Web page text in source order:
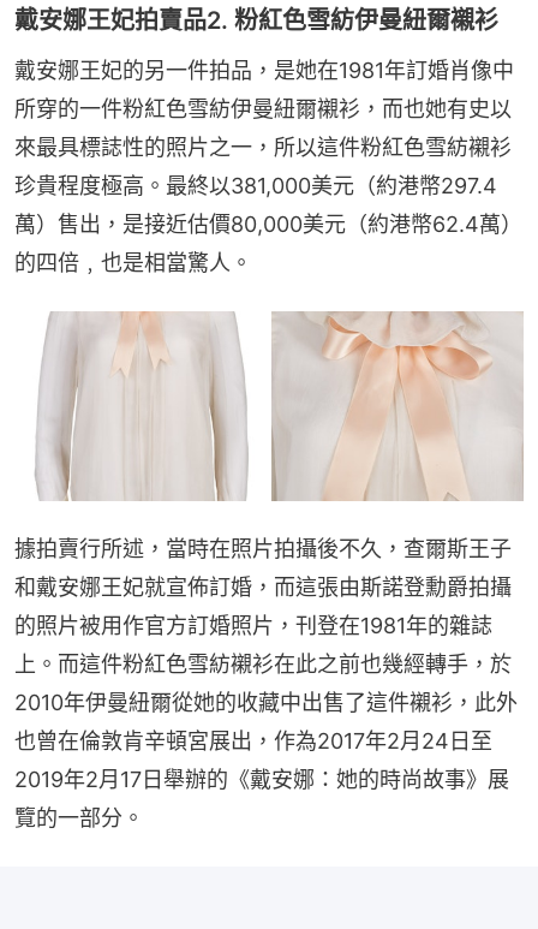
戴安娜王妃拍賣品2. 粉紅色雪紡伊曼紐爾襯衫
戴安娜王妃的另一件拍品，是她在1981年訂婚肖像中
所穿的一件粉紅色雪紡伊曼紐爾襯衫，而也她有史以
來最具標誌性的照片之一，所以這件粉紅色雪紡襯衫
珍貴程度極高。最終以381,000美元（約港幣297.4
萬）售出，是接近估價80,000美元（約港幣62.4萬）
的四倍﹐也是相當驚人。
據拍賣行所述，當時在照片拍攝後不久，查爾斯王子
和戴安娜王妃就宣佈訂婚，而這張由斯諾登勳爵拍攝
的照片被用作官方訂婚照片，刊登在1981年的雜誌
上。而這件粉紅色雪紡襯衫在此之前也幾經轉手，於
2010年伊曼紐爾從她的收藏中出售了這件襯衫，此外
也曾在倫敦肯辛頓宮展出，作為2017年2月24日至
2019年2月17日舉辦的《戴安娜：她的時尚故事》展
覽的一部分。